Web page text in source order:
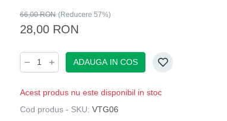
66,00 RON (Reducere 57%)
28,00 RON
ADAUGA IN COS
Acest produs nu este disponibil in stoc
Cod produs - SKU: VTG06